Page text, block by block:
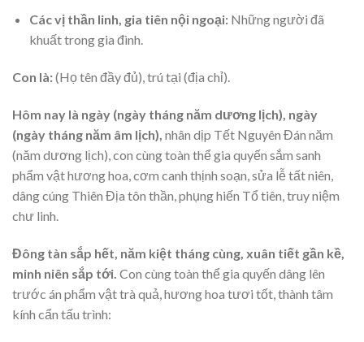
Các vị thần linh, gia tiên nội ngoại:Những người đã
khuất trong gia đình.
Con là:(Họ tên đầy đủ), trú tại (địa chỉ).
Hôm nay là ngày (ngày tháng năm dương lịch), ngày
(ngày tháng năm âm lịch), nhân dịp Tết Nguyên Đán năm
(năm dương lịch),con cùng toàn thể gia quyến sắm sanh
phẩm vật hương hoa, cơm canh thịnh soạn, sửa lễ tất niên,
dâng cúng Thiên Địa tôn thần, phụng hiến Tổ tiên, truy niệm
chư linh.
Đông tàn sắp hết, năm kiệt tháng cùng, xuân tiết gần kề,
minh niên sắp tới. Con cùng toàn thể gia quyến dâng lên
trước án phẩm vật trà quả, hương hoa tươi tốt, thành tâm
kính cẩn tấu trình: